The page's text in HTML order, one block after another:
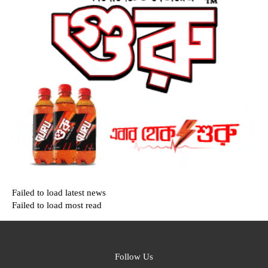
Failed to load latest news
Failed to load most read
Follow Us